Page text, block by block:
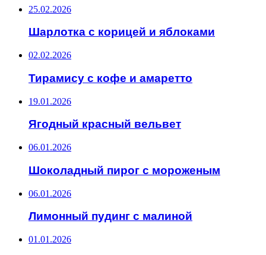
25.02.2026
Шарлотка с корицей и яблоками
02.02.2026
Тирамису с кофе и амаретто
19.01.2026
Ягодный красный вельвет
06.01.2026
Шоколадный пирог с мороженым
06.01.2026
Лимонный пудинг с малиной
01.01.2026